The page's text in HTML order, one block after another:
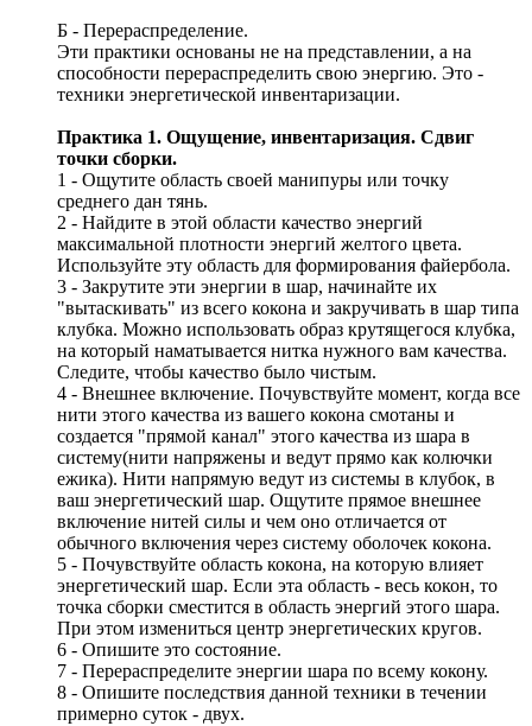
Б - Перераспределение.
Эти практики основаны не на представлении, а на
способности перераспределить свою энергию. Это -
техники энергетической инвентаризации.
Практика 1. Ощущение, инвентаризация. Сдвиг
точки сборки.
1 - Ощутите область своей манипуры или точку
среднего дан тянь.
2 - Найдите в этой области качество энергий
максимальной плотности энергий желтого цвета.
Используйте эту область для формирования файербола.
3 - Закрутите эти энергии в шар, начинайте их
"вытаскивать" из всего кокона и закручивать в шар типа
клубка. Можно использовать образ крутящегося клубка,
на который наматывается нитка нужного вам качества.
Следите, чтобы качество было чистым.
4 - Внешнее включение. Почувствуйте момент, когда все
нити этого качества из вашего кокона смотаны и
создается "прямой канал" этого качества из шара в
систему(нити напряжены и ведут прямо как колючки
ежика). Нити напрямую ведут из системы в клубок, в
ваш энергетический шар. Ощутите прямое внешнее
включение нитей силы и чем оно отличается от
обычного включения через систему оболочек кокона.
5 - Почувствуйте область кокона, на которую влияет
энергетический шар. Если эта область - весь кокон, то
точка сборки сместится в область энергий этого шара.
При этом измениться центр энергетических кругов.
6 - Опишите это состояние.
7 - Перераспределите энергии шара по всему кокону.
8 - Опишите последствия данной техники в течении
примерно суток - двух.